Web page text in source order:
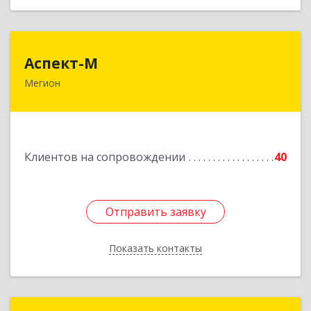
Аспект-М
Мегион
Клиентов на сопровождении 40
Отправить заявку
Показать контакты
628681, Ханты-Мансийский Автономный округ
Отправить заявку
Назад